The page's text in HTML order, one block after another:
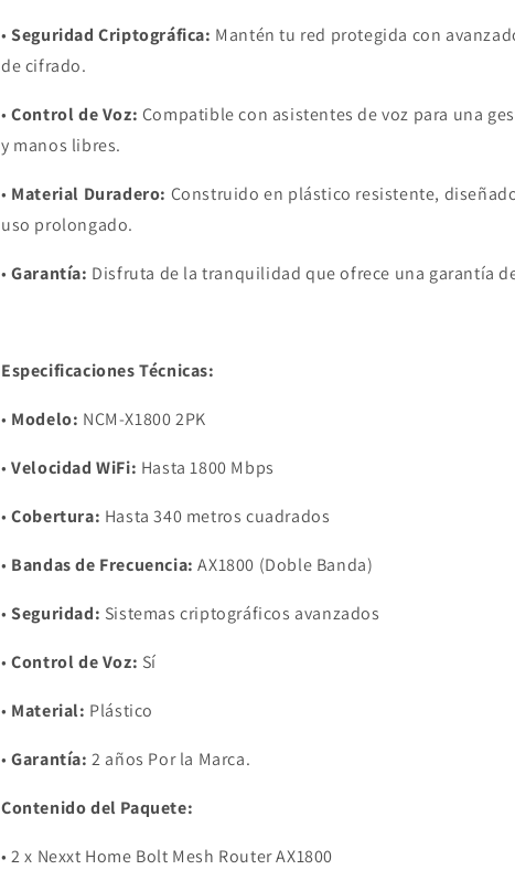
• Seguridad Criptográfica: Mantén tu red protegida con
de cifrado.
• Control de Voz: Compatible con asistentes de voz para una
y manos libres.
• Material Duradero: Construido en plástico resistente,
uso prolongado.
• Garantía: Disfruta de la tranquilidad que ofrece una garantía
Especificaciones Técnicas:
• Modelo: NCM-X1800 2PK
• Velocidad WiFi: Hasta 1800 Mbps
• Cobertura: Hasta 340 metros cuadrados
• Bandas de Frecuencia: AX1800 (Doble Banda)
• Seguridad: Sistemas criptográficos avanzados
• Control de Voz: Sí
• Material: Plástico
• Garantía: 2 años Por la Marca.
Contenido del Paquete:
• 2 x Nexxt Home Bolt Mesh Router AX1800